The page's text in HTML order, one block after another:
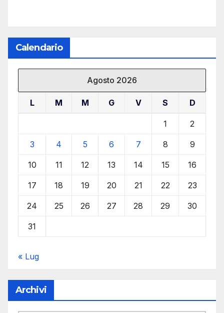
Calendario
Agosto 2026
L M M G V S D
1 2
3 4 5 6 7 8 9
10 11 12 13 14 15 16
17 18 19 20 21 22 23
24 25 26 27 28 29 30
31
« Lug
Archivi